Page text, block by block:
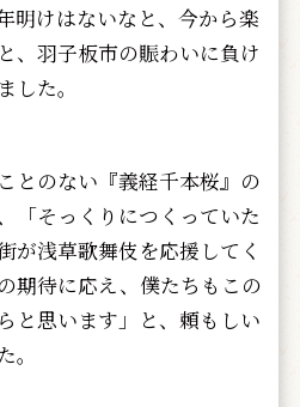
明けはないなと、今から楽
、羽子板市の賑わいに負け
した。
とのない『義経千本桜』の
「そっくりにつくっていた
が浅草歌舞伎を応援してく
期待に応え、僕たちもこの
と思います」と、頼もしい